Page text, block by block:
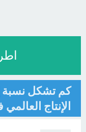
كم تشكل نسبة
الإنتاج العالمي في سنة